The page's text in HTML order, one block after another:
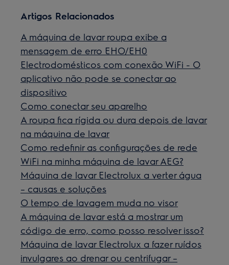
Artigos Relacionados
A máquina de lavar roupa exibe a
mensagem de erro EHO/EH0
Electrodomésticos com conexão WiFi - O
aplicativo não pode se conectar ao
dispositivo
Como conectar seu aparelho
A roupa fica rígida ou dura depois de lavar
na máquina de lavar
Como redefinir as configurações de rede
WiFi na minha máquina de lavar AEG?
Máquina de lavar Electrolux a verter água
– causas e soluções
O tempo de lavagem muda no visor
A máquina de lavar está a mostrar um
código de erro, como posso resolver isso?
Máquina de lavar Electrolux a fazer ruídos
invulgares ao drenar ou centrifugar –